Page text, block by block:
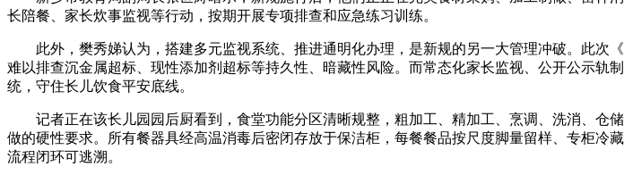
长陪餐、家长炊事监视等行动，按期开展专项排查和应急练习训练。
此外，樊秀娣认为，搭建多元监视系统、推进通明化办理，是新规的另一大管理冲破。此次
难以排查沉金属超标、现性添加剂超标等持久性、暗藏性风险。而常态化家长监视、公开公示
统，守住长儿饮食平安底线。
记者正在该长儿园园后厨看到，食堂功能分区清晰规整，粗加工、精加工、烹调、洗消、仓
做的硬性要求。所有餐器具经高温消毒后密闭存放于保洁柜，每餐餐品按尺度脚量留样、专柜
流程闭环可逃溯。